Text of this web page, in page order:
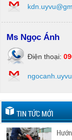
Ms Ngọc Ánh
Điện thoại:
TIN TỨC MỚI